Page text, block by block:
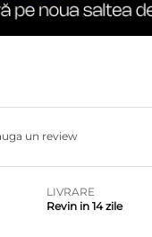
un review
LIVRARE
Revin in 14 zile